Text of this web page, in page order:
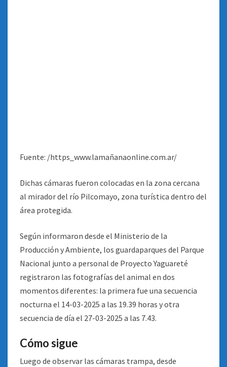
Fuente: /https_www.lamañanaonline.com.ar/
Dichas cámaras fueron colocadas en la zona cercana
al mirador del río Pilcomayo, zona turística dentro del
área protegida.
Según informaron desde el Ministerio de la
Producción y Ambiente, los guardaparques del Parque
Nacional junto a personal de Proyecto Yaguareté
registraron las fotografías del animal en dos
momentos diferentes: la primera fue una secuencia
nocturna el 14-03-2025 a las 19.39 horas y otra
secuencia de día el 27-03-2025 a las 7.43.
Cómo sigue
Luego de observar las cámaras trampa, desde